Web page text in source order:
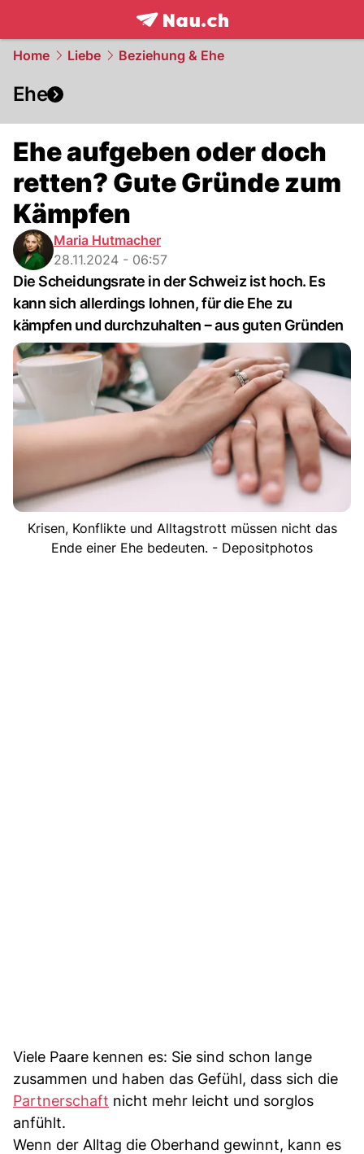
frontpage.NAU.ch
Home Liebe Beziehung & Ehe
Ehe
Ehe aufgeben oder doch
retten? Gute Gründe zum
Kämpfen
Maria Hutmacher
28.11.2024 - 06:57
Die Scheidungsrate in der Schweiz ist hoch. Es
kann sich allerdings lohnen, für die Ehe zu
kämpfen und durchzuhalten ‒ aus guten Gründen
Krisen, Konflikte und Alltagstrott müssen nicht das
Ende einer Ehe bedeuten. - Depositphotos
Viele Paare kennen es: Sie sind schon lange
zusammen und haben das Gefühl, dass sich die
Partnerschaft nicht mehr leicht und sorglos
anfühlt.
Wenn der Alltag die Oberhand gewinnt, kann es